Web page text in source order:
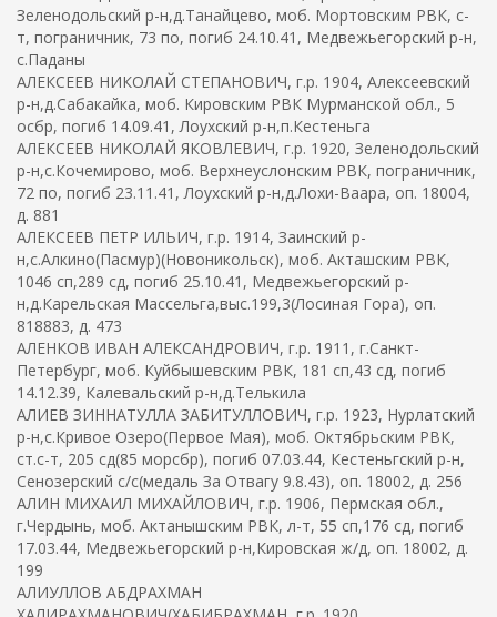
Зеленодольский р-н,д.Танайцево, моб. Мортовским РВК, с-
т, пограничник, 73 по, погиб 24.10.41, Медвежьегорский р-н,
с.Паданы
АЛЕКСЕЕВ НИКОЛАЙ СТЕПАНОВИЧ, г.р. 1904, Алексеевский
р-н,д.Сабакайка, моб. Кировским РВК Мурманской обл., 5
осбр, погиб 14.09.41, Лоухский р-н,п.Кестеньга
АЛЕКСЕЕВ НИКОЛАЙ ЯКОВЛЕВИЧ, г.р. 1920, Зеленодольский
р-н,с.Кочемирово, моб. Верхнеуслонским РВК, пограничник,
72 по, погиб 23.11.41, Лоухский р-н,д.Лохи-Ваара, оп. 18004,
д. 881
АЛЕКСЕЕВ ПЕТР ИЛЬИЧ, г.р. 1914, Заинский р-
н,с.Алкино(Пасмур)(Новоникольск), моб. Акташским РВК,
1046 сп,289 сд, погиб 25.10.41, Медвежьегорский р-
н,д.Карельская Массельга,выс.199,3(Лосиная Гора), оп.
818883, д. 473
АЛЕНКОВ ИВАН АЛЕКСАНДРОВИЧ, г.р. 1911, г.Санкт-
Петербург, моб. Куйбышевским РВК, 181 сп,43 сд, погиб
14.12.39, Калевальский р-н,д.Телькила
АЛИЕВ ЗИННАТУЛЛА ЗАБИТУЛЛОВИЧ, г.р. 1923, Нурлатский
р-н,с.Кривое Озеро(Первое Мая), моб. Октябрьским РВК,
ст.с-т, 205 сд(85 морсбр), погиб 07.03.44, Кестеньгский р-н,
Сенозерский с/с(медаль За Отвагу 9.8.43), оп. 18002, д. 256
АЛИН МИХАИЛ МИХАЙЛОВИЧ, г.р. 1906, Пермская обл.,
г.Чердынь, моб. Актанышским РВК, л-т, 55 сп,176 сд, погиб
17.03.44, Медвежьегорский р-н,Кировская ж/д, оп. 18002, д.
199
АЛИУЛЛОВ АБДРАХМАН